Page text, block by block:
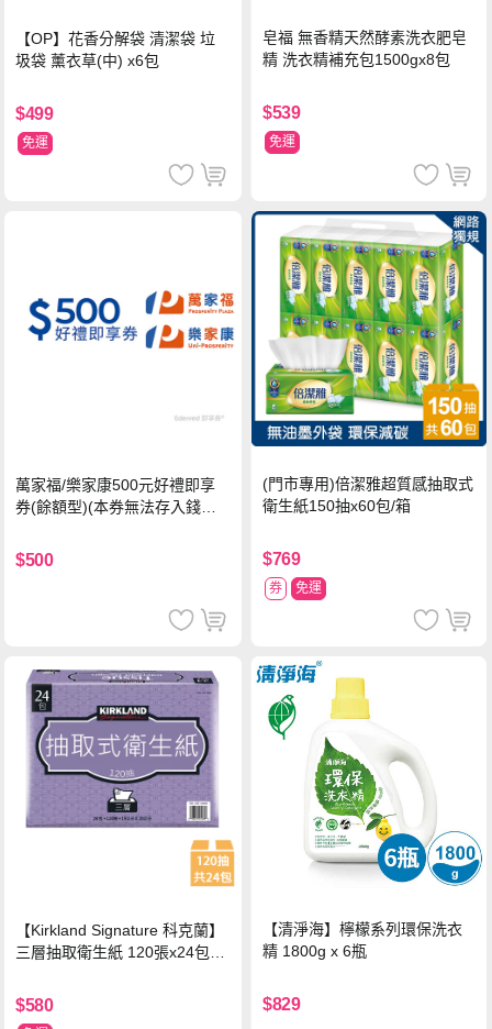
【OP】花香分解袋 清潔袋 垃
圾袋 薰衣草(中) x6包
$499
免運
皂福 無香精天然酵素洗衣肥皂
精 洗衣精補充包1500gx8包
$539
免運
萬家福/樂家康500元好禮即享
券(餘額型)(本券無法存入錢包
$500
(門市專用)倍潔雅超質感抽取式
衛生紙150抽x60包/箱
$769
券 免運
【Kirkland Signature 科克蘭】
三層抽取衛生紙 120張x24包x1
$580
【清淨海】檸檬系列環保洗衣
精 1800g x 6瓶
$829